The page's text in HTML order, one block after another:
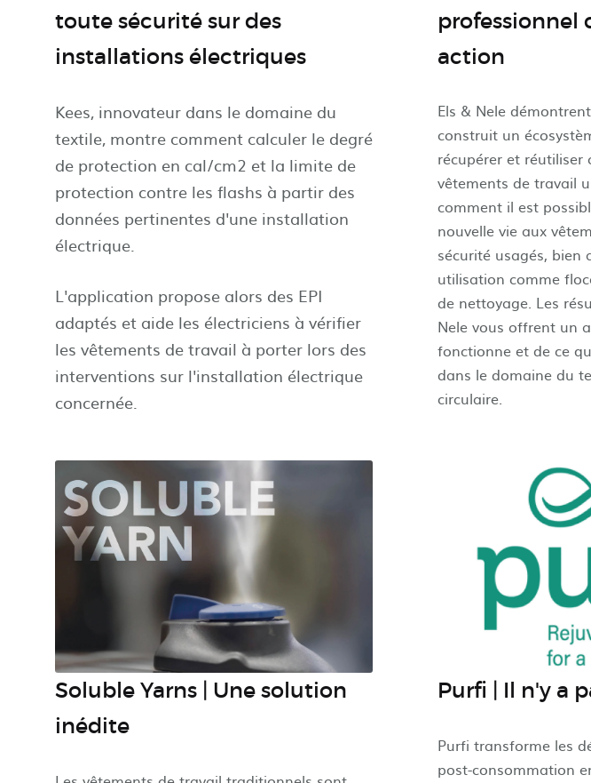
toute sécurité sur des
installations électriques
Kees, innovateur dans le domaine du
textile, montre comment calculer le degré
de protection en cal/cm2 et la limite de
protection contre les flashs à partir des
données pertinentes d'une installation
électrique.
L'application propose alors des EPI
adaptés et aide les électriciens à vérifier
les vêtements de travail à porter lors des
interventions sur l'installation électrique
concernée.
professionnel
action
Els & Nele
construit un
récupérer et réutiliser
vêtements de travail
comment il est
nouvelle vie aux
sécurité usagés, bien
utilisation comme
de nettoyage. Les
Nele vous offrent un
fonctionne et de ce
dans le domaine du
circulaire.
Soluble Yarns | Une solution
inédite
Purfi | Il n'y a
Purfi transforme les
post-consommation